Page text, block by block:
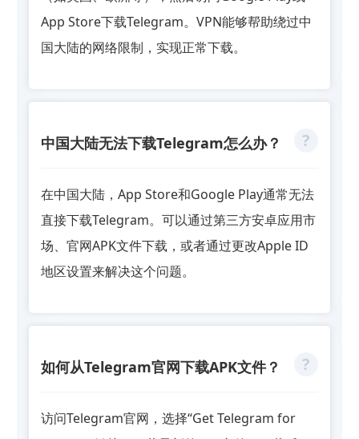
App Store下载Telegram。VPN能够帮助绕过中
国大陆的网络限制，实现正常下载。
中国大陆无法下载Telegram怎么办？
在中国大陆，App Store和Google Play通常无法
直接下载Telegram。可以通过第三方安卓应用市
场、官网APK文件下载，或者通过更改Apple ID
地区设置来解决这个问题。
如何从Telegram官网下载APK文件？
访问Telegram官网，选择“Get Telegram for